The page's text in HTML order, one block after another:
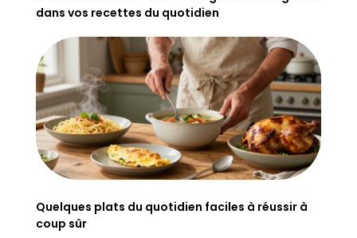
dans vos recettes du quotidien
Quelques plats du quotidien faciles à réussir à
coup sûr